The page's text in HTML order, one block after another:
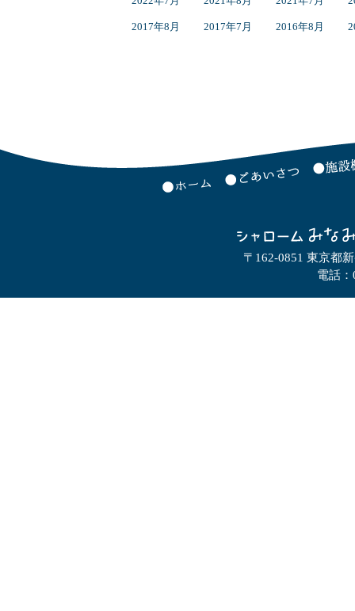
2017年8月 2017年7月 2016年8月
〒162-0851 東京都
電話